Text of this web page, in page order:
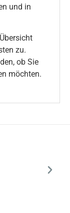
und in
zu.
ob Sie
möchten.